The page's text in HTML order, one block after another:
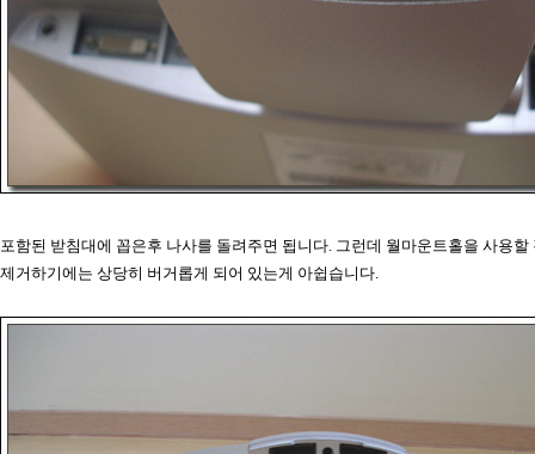
포함된 받침대에 꼽은후 나사를 돌려주면 됩니다. 그런데 월마운트홀을 사용할
제거하기에는 상당히 버거롭게 되어 있는게 아쉽습니다.